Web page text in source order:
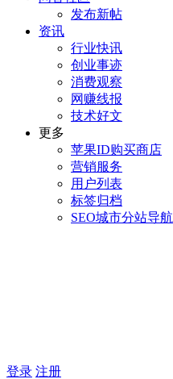
发布新帖
资讯
行业快讯
创业事迹
消费观察
网赚线报
技术好文
更多
苹果ID购买商店
营销服务
用户列表
标签归档
SEO城市分站导航
登录 注册